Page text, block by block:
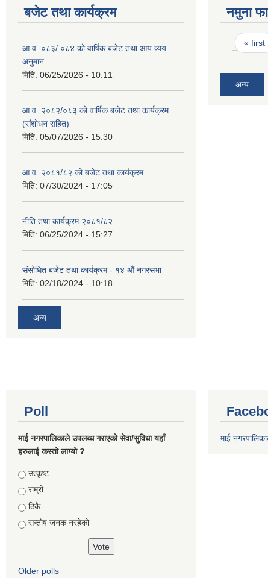
बजेट तथा कार्यक्रम
आ.व. ०८३/ ०८४ को वार्षिक बजेट तथा आय व्यय
अनुमान
मिति: 06/25/2026 - 10:11
आ.व. २०८२/०८३ को वार्षिक बजेट तथा कार्यक्रम
(संशोधन सहित)
मिति: 05/07/2026 - 15:30
आ.व. २०८१/८२ को बजेट तथा कार्यक्रम
मिति: 07/30/2024 - 17:05
नीति तथा कार्यक्रम २०८१/८२
मिति: 06/25/2024 - 15:27
संसोधित बजेट तथा कार्यक्रम - १४ औं नगरसभा
मिति: 02/18/2024 - 10:18
अन्य
नमुना
Pages
« first
अन्य
Poll
माई नगरपालिकाले उपलब्ध गराएको सेवा/सुविधा यहाँ
हरुलाई कस्तो लाग्यो ?
Choices
उत्कृष्ट
राम्रो
ठिकै
सन्तोष जनक नरहेको
Older polls
माई